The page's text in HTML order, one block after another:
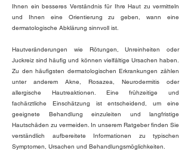
Ihnen ein besseres Verständnis für Ihre Haut zu vermitteln
und Ihnen eine Orientierung zu geben, wann eine
dermatologische Abklärung sinnvoll ist.
Hautveränderungen wie Rötungen, Unreinheiten oder
Juckreiz sind häufig und können vielfältige Ursachen haben.
Zu den häufigsten dermatologischen Erkrankungen zählen
unter anderem Akne, Rosazea, Neurodermitis oder
allergische Hautreaktionen. Eine frühzeitige und
fachärztliche Einschätzung ist entscheidend, um eine
geeignete Behandlung einzuleiten und langfristige
Hautschäden zu vermeiden. In unserem Ratgeber finden Sie
verständlich aufbereitete Informationen zu typischen
Symptomen, Ursachen und Behandlungsmöglichkeiten.